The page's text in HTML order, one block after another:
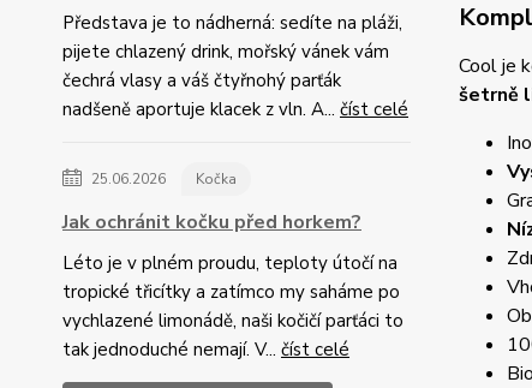
Představa je to nádherná: sedíte na pláži,
pijete chlazený drink, mořský vánek vám
čechrá vlasy a váš čtyřnohý parťák
nadšeně aportuje klacek z vln. A... číst celé
25.06.2026 Kočka
Jak ochránit kočku před horkem?
Léto je v plném proudu, teploty útočí na
tropické třicítky a zatímco my saháme po
vychlazené limonádě, naši kočičí parťáci to
tak jednoduché nemají. V... číst celé
Cool je
šetrně